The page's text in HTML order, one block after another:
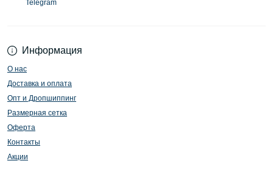
Информация
О нас
Доставка и оплата
Опт и Дропшиппинг
Размерная сетка
Оферта
Контакты
Акции
Telegram